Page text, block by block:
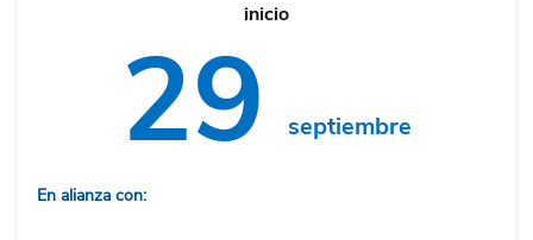
inicio
29 septiembre
En alianza con: